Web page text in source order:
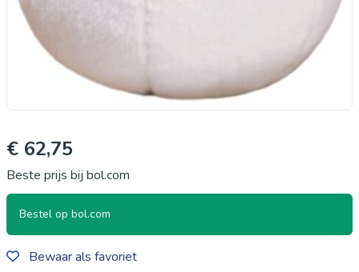
€ 62,75
Beste prijs bij bol.com
Bestel op bol.com
Bewaar als favoriet